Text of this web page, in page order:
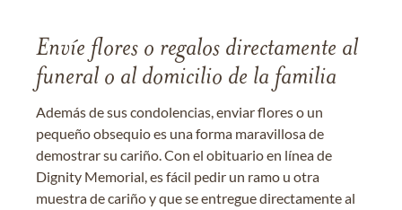
Envíe flores o regalos directamente al
funeral o al domicilio de la familia
Además de sus condolencias, enviar flores o un
pequeño obsequio es una forma maravillosa de
demostrar su cariño. Con el obituario en línea de
Dignity Memorial, es fácil pedir un ramo u otra
muestra de cariño y que se entregue directamente al